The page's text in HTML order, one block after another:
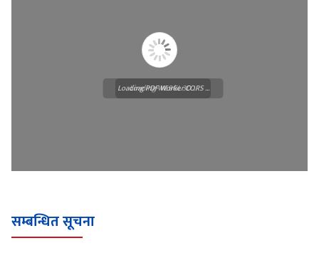
Loading WEBGL 3D ...
Loading PDF Worker CORS ...
सम्बन्धित सूचना